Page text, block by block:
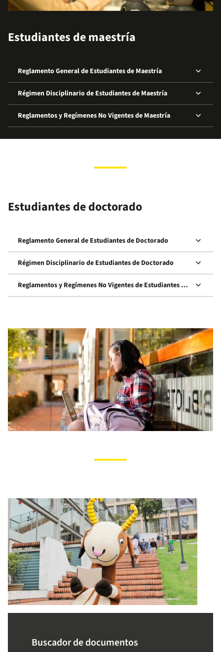
Estudiantes de maestría
Reglamento General de Estudiantes de Maestría keyboard_arrow_down
Régimen Disciplinario de Estudiantes de Maestría keyboard_arrow_down
Reglamentos y Regímenes No Vigentes de Maestría keyboard_arrow_down
Estudiantes de doctorado
Reglamento General de Estudiantes de Doctorado keyboard_arrow_down
Régimen Disciplinario de Estudiantes de Doctorado keyboard_arrow_down
Reglamentos y Regímenes No Vigentes de Estudiantes de
Doctorado
keyboard_arrow_down
Buscador de documentos